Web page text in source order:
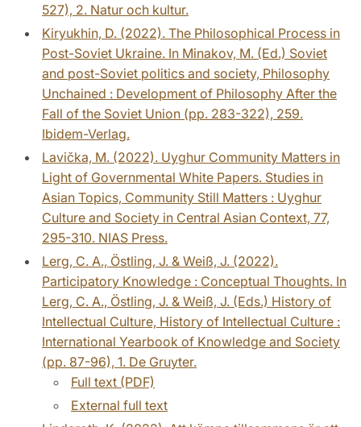
527), 2. Natur och kultur.
Kiryukhin, D. (2022). The Philosophical Process in
Post-Soviet Ukraine. In Minakov, M. (Ed.) Soviet
and post-Soviet politics and society, Philosophy
Unchained : Development of Philosophy After the
Fall of the Soviet Union (pp. 283-322), 259.
Ibidem-Verlag.
Lavička, M. (2022). Uyghur Community Matters in
Light of Governmental White Papers. Studies in
Asian Topics, Community Still Matters : Uyghur
Culture and Society in Central Asian Context, 77,
295-310. NIAS Press.
Lerg, C. A., Östling, J. & Weiß, J. (2022).
Participatory Knowledge : Conceptual Thoughts. In
Lerg, C. A., Östling, J. & Weiß, J. (Eds.) History of
Intellectual Culture, History of Intellectual Culture :
International Yearbook of Knowledge and Society
(pp. 87-96), 1. De Gruyter.
Full text (PDF)
External full text